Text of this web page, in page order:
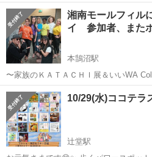
るの ですが、 （松田優作さんに憧れて
込み映画製作を学んだ） ※黒澤満氏、
作した大プロデューサー...
神奈川 藤沢市 六会日大前駅
湘南モールフィル
イ 参加者、また
本鵠沼駅
〜家族のＫＡＴＡＣＨＩ展＆いいWA
☆ 子ども達や様々な障害がある方々、
きる “三方良し”の「いいＷＡ collection
神奈川 藤沢市 本鵠沼駅 地域/
10/29(水)ココテラ
辻堂駅